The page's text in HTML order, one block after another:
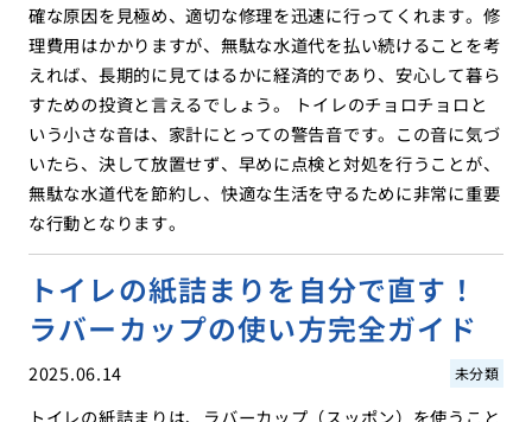
確な原因を見極め、適切な修理を迅速に行ってくれます。修
理費用はかかりますが、無駄な水道代を払い続けることを考
えれば、長期的に見てはるかに経済的であり、安心して暮ら
すための投資と言えるでしょう。 トイレのチョロチョロと
いう小さな音は、家計にとっての警告音です。この音に気づ
いたら、決して放置せず、早めに点検と対処を行うことが、
無駄な水道代を節約し、快適な生活を守るために非常に重要
な行動となります。
トイレの紙詰まりを自分で直す！
ラバーカップの使い方完全ガイド
2025.06.14 未分類
トイレの紙詰まりは、ラバーカップ（スッポン）を使うこと